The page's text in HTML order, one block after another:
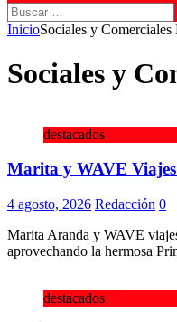
Buscar:
InicioSociales y
Sociales y
destacados
Marita y WAVE
4 agosto, 2026 Redacción 0
Marita Aranda y WAVE
aprovechando la hermosa
destacados